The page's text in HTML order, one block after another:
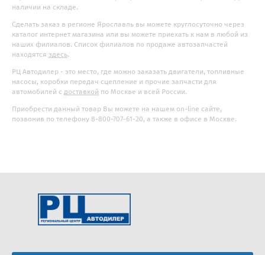
наличии на складе.
Сделать заказ в регионе Ярославль вы можете круглосуточно через
каталог интернет магазина или вы можете приехать к нам в любой из
наших филиалов. Список филиалов по продаже автозапчастей
находятся здесь.
РЦ Автодилер - это место, где можно заказать двигатели, топливные
насосы, коробки передач сцепление и прочие запчасти для
автомобилей с доставкой по Москве и всей России.
Приобрести данный товар Вы можете на нашем on-line сайте,
позвонив по телефону 8-800-707-61-20, а также в офисе в Москве.